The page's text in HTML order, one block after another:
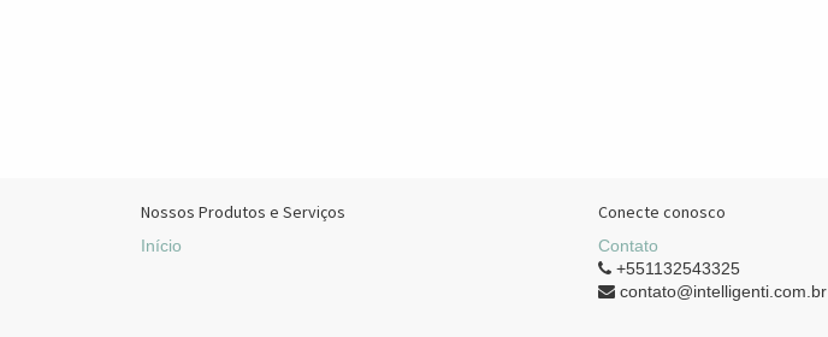
Nossos Produtos e Serviços
Início
Conecte conosco
Contato
+551132543325
contato@intelligenti.com.br